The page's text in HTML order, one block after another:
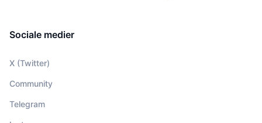
Sociale medier
X (Twitter)
Community
Telegram